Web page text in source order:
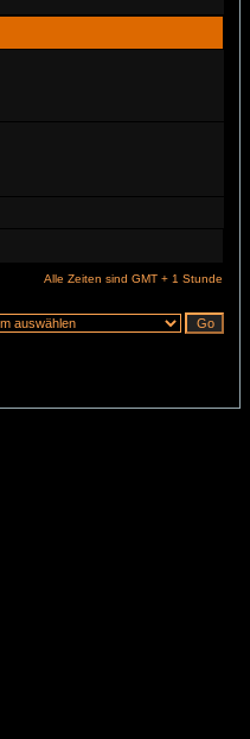
Alle Zeiten sind GMT + 1 Stunde